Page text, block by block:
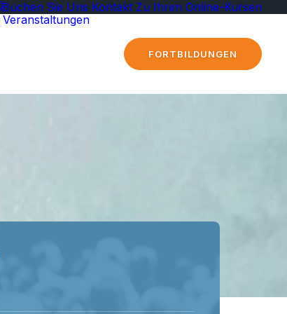
Buchen Sie Uns Kontakt Zu Ihren Online-Kursen
Veranstaltungen
FORTBILDUNGEN